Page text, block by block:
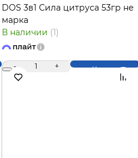
DOS 3в1 Сила цитруса 53гр не
марка
В наличии (1)
- 1 + Купить